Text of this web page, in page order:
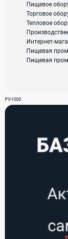
Телефон:
Пищевое
Торговое
Тепловое
Интернет-
Пищевая
Пищевая
РУ-1000